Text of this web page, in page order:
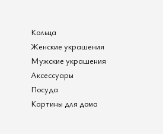
Кольца
Женские украшения
Мужские украшения
Аксессуары
Посуда
Картины для дома